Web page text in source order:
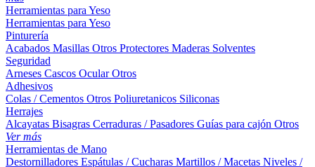
Herramientas para Yeso
Herramientas para Yeso
Pinturería
Acabados Masillas Otros Protectores Maderas Solventes
Seguridad
Arneses Cascos OcularOtros
Adhesivos
Colas / Cementos Otros Poliuretanicos Siliconas
Herrajes
Alcayatas Bisagras Cerraduras / Pasadores Guías para cajón Otros
Ver más
Herramientas de Mano
Destornilladores Espátulas / Cucharas Martillos / Macetas Niveles /